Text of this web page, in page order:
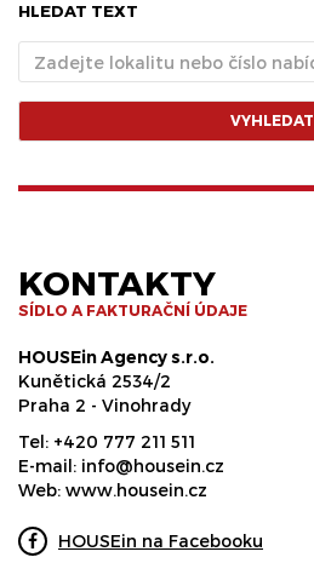
HLEDAT TEXT
VYHLEDAT
KONTAKTY
SÍDLO A FAKTURAČNÍ ÚDAJE
HOUSEin Agency s.r.o.
Kunětická 2534/2
Praha 2 - Vinohrady
Tel: +420 777 211 511
E-mail: info@housein.cz
Web: www.housein.cz
HOUSEin na Facebooku